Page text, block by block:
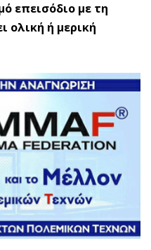
επεισόδιο με τη
ολική ή μερική